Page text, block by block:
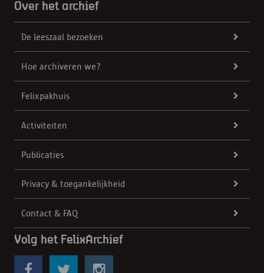
Over het archief
De leeszaal bezoeken
Hoe archiveren we?
Felixpakhuis
Activiteiten
Publicaties
Privacy & toegankelijkheid
Contact & FAQ
Volg het FelixArchief